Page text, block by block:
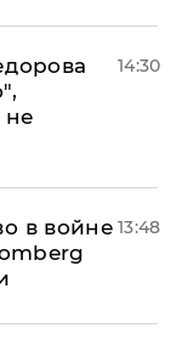
не
14:30
в войне 13:48